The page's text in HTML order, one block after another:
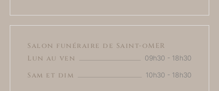
Salon funéraire de Saint-oMER
Lun au ven
09h30 - 18h30
Sam et dim 10h30 - 18h30